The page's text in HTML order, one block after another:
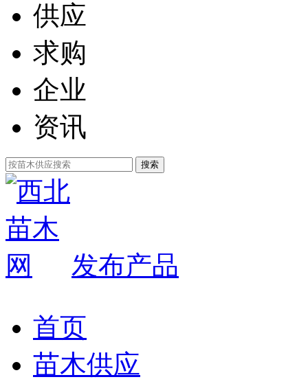
供应
求购
企业
资讯
发布产品
首页
苗木供应